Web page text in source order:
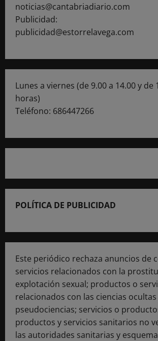
noticias@cantabriadiario.com
Publicidad:
publicidad@estorrelavega.com
Lunes a viernes (de 9.00 a 14.00 y de
horas)
Teléfono: 686447266
POLÍTICA DE PUBLICIDAD
Este periódico rechaza anuncios de
servicios relacionados con la
explotación sexual; productos o
relacionados con las ciencias ocultas
pseudociencias; servicios o
productos y servicios sanitarios no
las autoridades sanitarias y